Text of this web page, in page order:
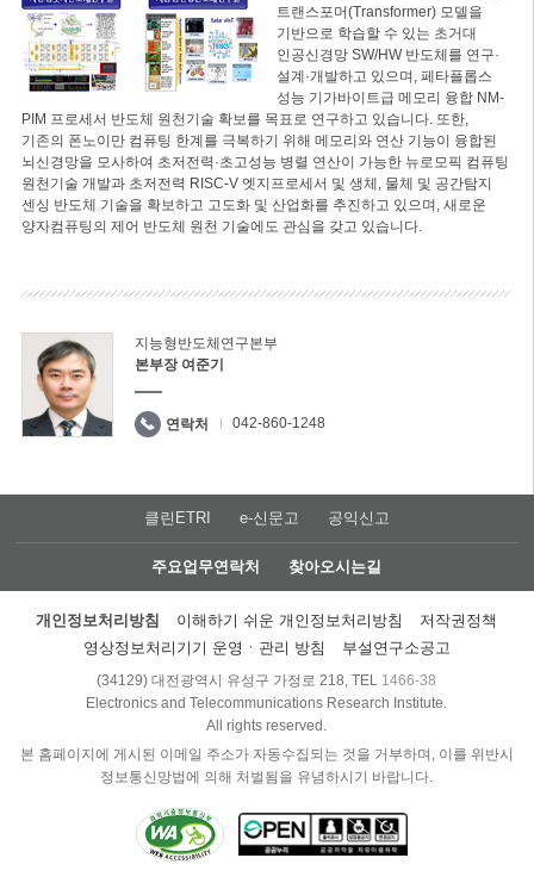
트랜스포머(Transformer) 모델을
기반으로 학습할 수 있는 초거대
인공신경망 SW/HW 반도체를 연구·
설계·개발하고 있으며, 페타플롭스
성능 기가바이트급 메모리 융합 NM-
PIM 프로세서 반도체 원천기술 확보를 목표로 연구하고 있습니다. 또한,
기존의 폰노이만 컴퓨팅 한계를 극복하기 위해 메모리와 연산 기능이 융합된
뇌신경망을 모사하여 초저전력·초고성능 병렬 연산이 가능한 뉴로모픽 컴퓨팅
원천기술 개발과 초저전력 RISC-V 엣지프로세서 및 생체, 물체 및 공간탐지
센싱 반도체 기술을 확보하고 고도화 및 산업화를 추진하고 있으며, 새로운
양자컴퓨팅의 제어 반도체 원천 기술에도 관심을 갖고 있습니다.
지능형반도체연구본부
본부장 여준기
연락처 042-860-1248
클린ETRI e-신문고 공익신고
주요업무연락처 찾아오시는길
개인정보처리방침 이해하기 쉬운 개인정보처리방침
저작권정책
영상정보처리기기 운영ㆍ관리 방침
부설연구소공고
(34129) 대전광역시 유성구 가정로 218, TEL 1466-38
Electronics and Telecommunications Research Institute.
All rights reserved.
본 홈페이지에 게시된 이메일 주소가 자동수집되는 것을 거부하며, 이를 위반시
정보통신망법에 의해 처벌됨을 유념하시기 바랍니다.